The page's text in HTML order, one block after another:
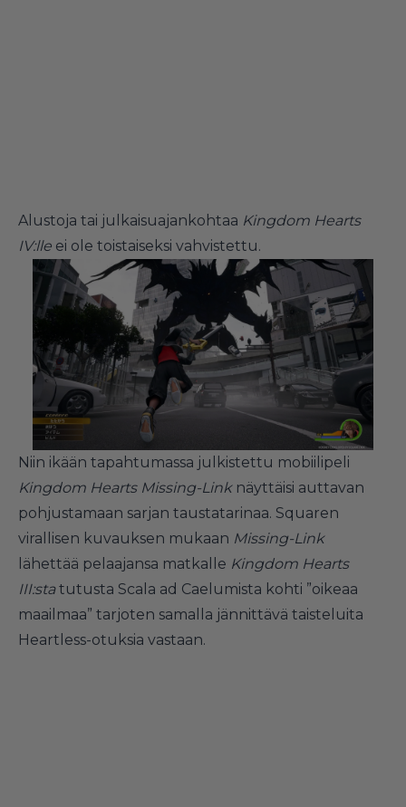
Alustoja tai julkaisuajankohtaa Kingdom Hearts
IV:lle ei ole toistaiseksi vahvistettu.
Niin ikään tapahtumassa julkistettu mobiilipeli
Kingdom Hearts Missing-Linknäyttäisi auttavan
pohjustamaan sarjan taustatarinaa. Squaren
virallisen kuvauksen mukaan Missing-Link
lähettää pelaajansa matkalle Kingdom Hearts
III:statutusta Scala ad Caelumista kohti ”oikeaa
maailmaa” tarjoten samalla jännittävä taisteluita
Heartless-otuksia vastaan.